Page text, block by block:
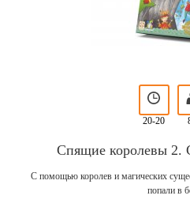
20-20
Спящие королевы 2.
С помощью королев и магических
попали в